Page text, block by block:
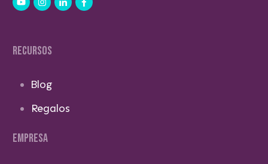
RECURSOS
Blog
Regalos
EMPRESA